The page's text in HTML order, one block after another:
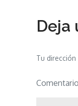
Deja
Tu
Comentario